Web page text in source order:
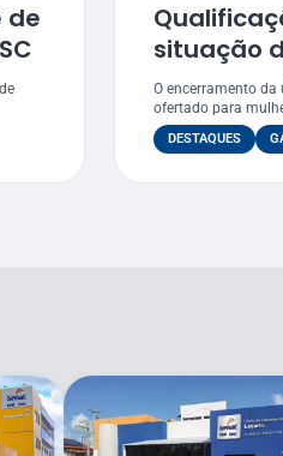
de
situação
tornam
O encerramento
ofertado para
DESTAQUES